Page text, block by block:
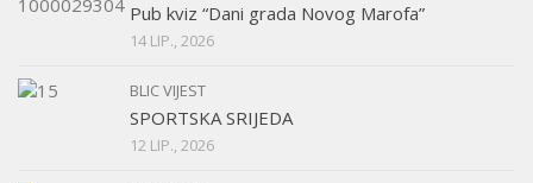
Pub kviz “Dani grada Novog Marofa”
14 LIP., 2026
BLIC VIJEST
SPORTSKA SRIJEDA
12 LIP., 2026